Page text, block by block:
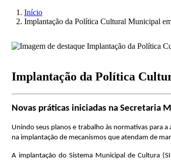
Início
Implantação da Política Cultural Municipal
Implantação da Política
Novas práticas iniciadas na Secretaria
Unindo seus planos e trabalho às normativas para a
na implantação de mecanismos que atendam de
A implantação do Sistema Municipal de Cultura